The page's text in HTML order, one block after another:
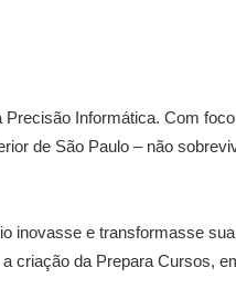
Informática. Com
de São Paulo – não
inovasse e transformasse
criação da Prepara Cursos,